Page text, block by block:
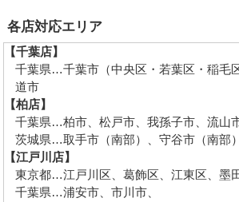
各店対応エリア
【千葉店】
千葉県…千葉市（中央区・若葉区・稲毛
道市
【柏店】
千葉県…柏市、松戸市、我孫子市、流山
茨城県…取手市（南部）、守谷市（南部）
【江戸川店】
東京都…江戸川区、葛飾区、江東区、墨
千葉県…浦安市、市川市、